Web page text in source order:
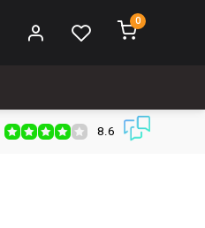
0
Verzendkosten € 2,95 (NL)
8.6